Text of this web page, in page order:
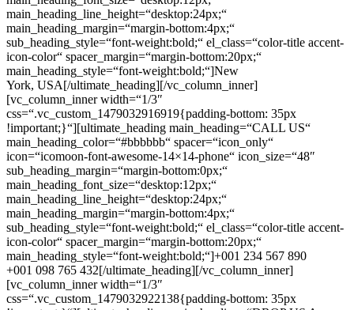
main_heading_line_height=“desktop:24px;“
main_heading_margin=“margin-bottom:4px;“
sub_heading_style=“font-weight:bold;“ el_class=“color-title accent-
icon-color“ spacer_margin=“margin-bottom:20px;“
main_heading_style=“font-weight:bold;“]New
York, USA[/ultimate_heading][/vc_column_inner]
[vc_column_inner width=“1/3″
css=“.vc_custom_1479032916919{padding-bottom: 35px
!important;}“][ultimate_heading main_heading=“CALL US“
main_heading_color=“#bbbbbb“ spacer=“icon_only“
icon=“icomoon-font-awesome-14×14-phone“ icon_size=“48″
sub_heading_margin=“margin-bottom:0px;“
main_heading_font_size=“desktop:12px;“
main_heading_line_height=“desktop:24px;“
main_heading_margin=“margin-bottom:4px;“
sub_heading_style=“font-weight:bold;“ el_class=“color-title accent-
icon-color“ spacer_margin=“margin-bottom:20px;“
main_heading_style=“font-weight:bold;“]+001 234 567 890
+001 098 765 432[/ultimate_heading][/vc_column_inner]
[vc_column_inner width=“1/3″
css=“.vc_custom_1479032922138{padding-bottom: 35px